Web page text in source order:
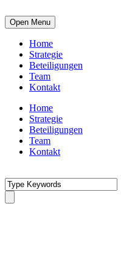
Open Menu
Home
Strategie
Beteiligungen
Team
Kontakt
Home
Strategie
Beteiligungen
Team
Kontakt